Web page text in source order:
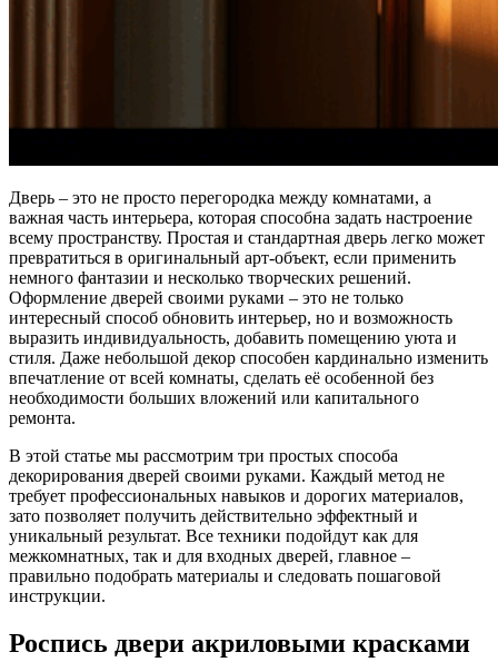
Дверь – это не просто перегородка между комнатами, а
важная часть интерьера, которая способна задать настроение
всему пространству. Простая и стандартная дверь легко может
превратиться в оригинальный арт-объект, если применить
немного фантазии и несколько творческих решений.
Оформление дверей своими руками – это не только
интересный способ обновить интерьер, но и возможность
выразить индивидуальность, добавить помещению уюта и
стиля. Даже небольшой декор способен кардинально изменить
впечатление от всей комнаты, сделать её особенной без
необходимости больших вложений или капитального
ремонта.
В этой статье мы рассмотрим три простых способа
декорирования дверей своими руками. Каждый метод не
требует профессиональных навыков и дорогих материалов,
зато позволяет получить действительно эффектный и
уникальный результат. Все техники подойдут как для
межкомнатных, так и для входных дверей, главное –
правильно подобрать материалы и следовать пошаговой
инструкции.
Роспись двери акриловыми красками